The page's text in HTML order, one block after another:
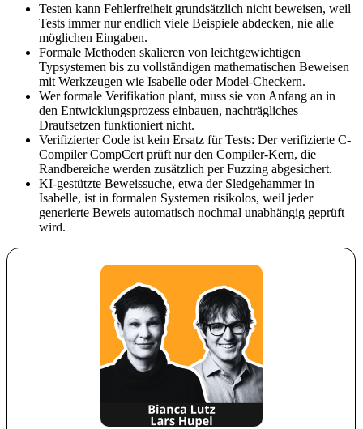
Testen kann Fehlerfreiheit grundsätzlich nicht beweisen, weil
Tests immer nur endlich viele Beispiele abdecken, nie alle
möglichen Eingaben.
Formale Methoden skalieren von leichtgewichtigen
Typsystemen bis zu vollständigen mathematischen Beweisen
mit Werkzeugen wie Isabelle oder Model-Checkern.
Wer formale Verifikation plant, muss sie von Anfang an in
den Entwicklungsprozess einbauen, nachträgliches
Draufsetzen funktioniert nicht.
Verifizierter Code ist kein Ersatz für Tests: Der verifizierte C-
Compiler CompCert prüft nur den Compiler-Kern, die
Randbereiche werden zusätzlich per Fuzzing abgesichert.
KI-gestützte Beweissuche, etwa der Sledgehammer in
Isabelle, ist in formalen Systemen risikolos, weil jeder
generierte Beweis automatisch nochmal unabhängig geprüft
wird.